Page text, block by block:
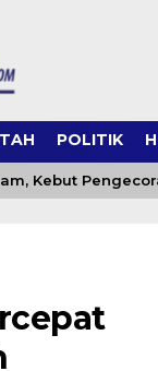
POLITIK
Kebut